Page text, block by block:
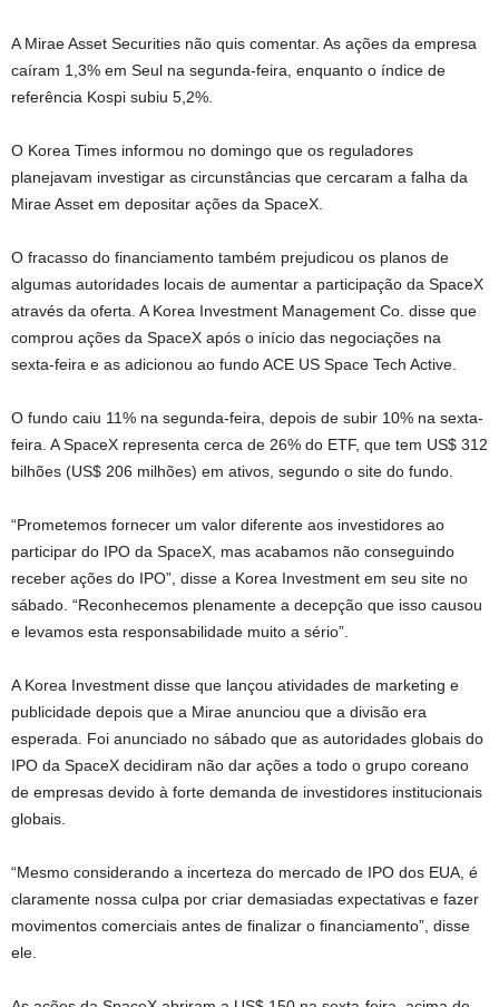
A Mirae Asset Securities não quis comentar. As ações da empresa
caíram 1,3% em Seul na segunda-feira, enquanto o índice de
referência Kospi subiu 5,2%.
O Korea Times informou no domingo que os reguladores
planejavam investigar as circunstâncias que cercaram a falha da
Mirae Asset em depositar ações da SpaceX.
O fracasso do financiamento também prejudicou os planos de
algumas autoridades locais de aumentar a participação da SpaceX
através da oferta. A Korea Investment Management Co. disse que
comprou ações da SpaceX após o início das negociações na
sexta-feira e as adicionou ao fundo ACE US Space Tech Active.
O fundo caiu 11% na segunda-feira, depois de subir 10% na sexta-
feira. A SpaceX representa cerca de 26% do ETF, que tem US$ 312
bilhões (US$ 206 milhões) em ativos, segundo o site do fundo.
“Prometemos fornecer um valor diferente aos investidores ao
participar do IPO da SpaceX, mas acabamos não conseguindo
receber ações do IPO”, disse a Korea Investment em seu site no
sábado. “Reconhecemos plenamente a decepção que isso causou
e levamos esta responsabilidade muito a sério”.
A Korea Investment disse que lançou atividades de marketing e
publicidade depois que a Mirae anunciou que a divisão era
esperada. Foi anunciado no sábado que as autoridades globais do
IPO da SpaceX decidiram não dar ações a todo o grupo coreano
de empresas devido à forte demanda de investidores institucionais
globais.
“Mesmo considerando a incerteza do mercado de IPO dos EUA, é
claramente nossa culpa por criar demasiadas expectativas e fazer
movimentos comerciais antes de finalizar o financiamento”, disse
ele.